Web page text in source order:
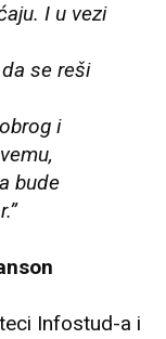
I u vezi
se reši
i
bude
Infostud-a i